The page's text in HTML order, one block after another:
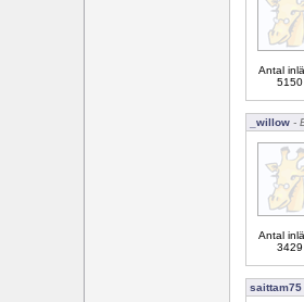
Antal
5150
_willow -
Antal
3429
saittam75